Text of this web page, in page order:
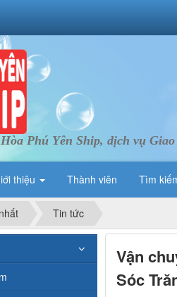
Phú Yên Ship, dịch vụ
thiệu Thành viên Tìm
Tin tức
Vận
Sóc